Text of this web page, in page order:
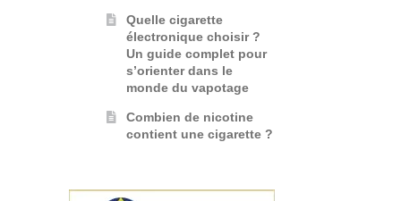
Quelle cigarette
électronique choisir ?
Un guide complet pour
s’orienter dans le
monde du vapotage
Combien de nicotine
contient une cigarette ?